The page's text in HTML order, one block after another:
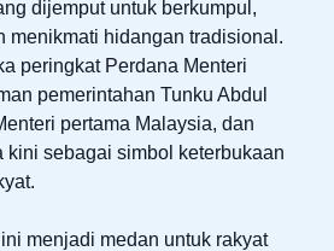
dijemput untuk berkumpul,
menikmati hidangan tradisional.
peringkat Perdana Menteri
pemerintahan Tunku Abdul
pertama Malaysia, dan
kini sebagai simbol keterbukaan
menjadi medan untuk rakyat